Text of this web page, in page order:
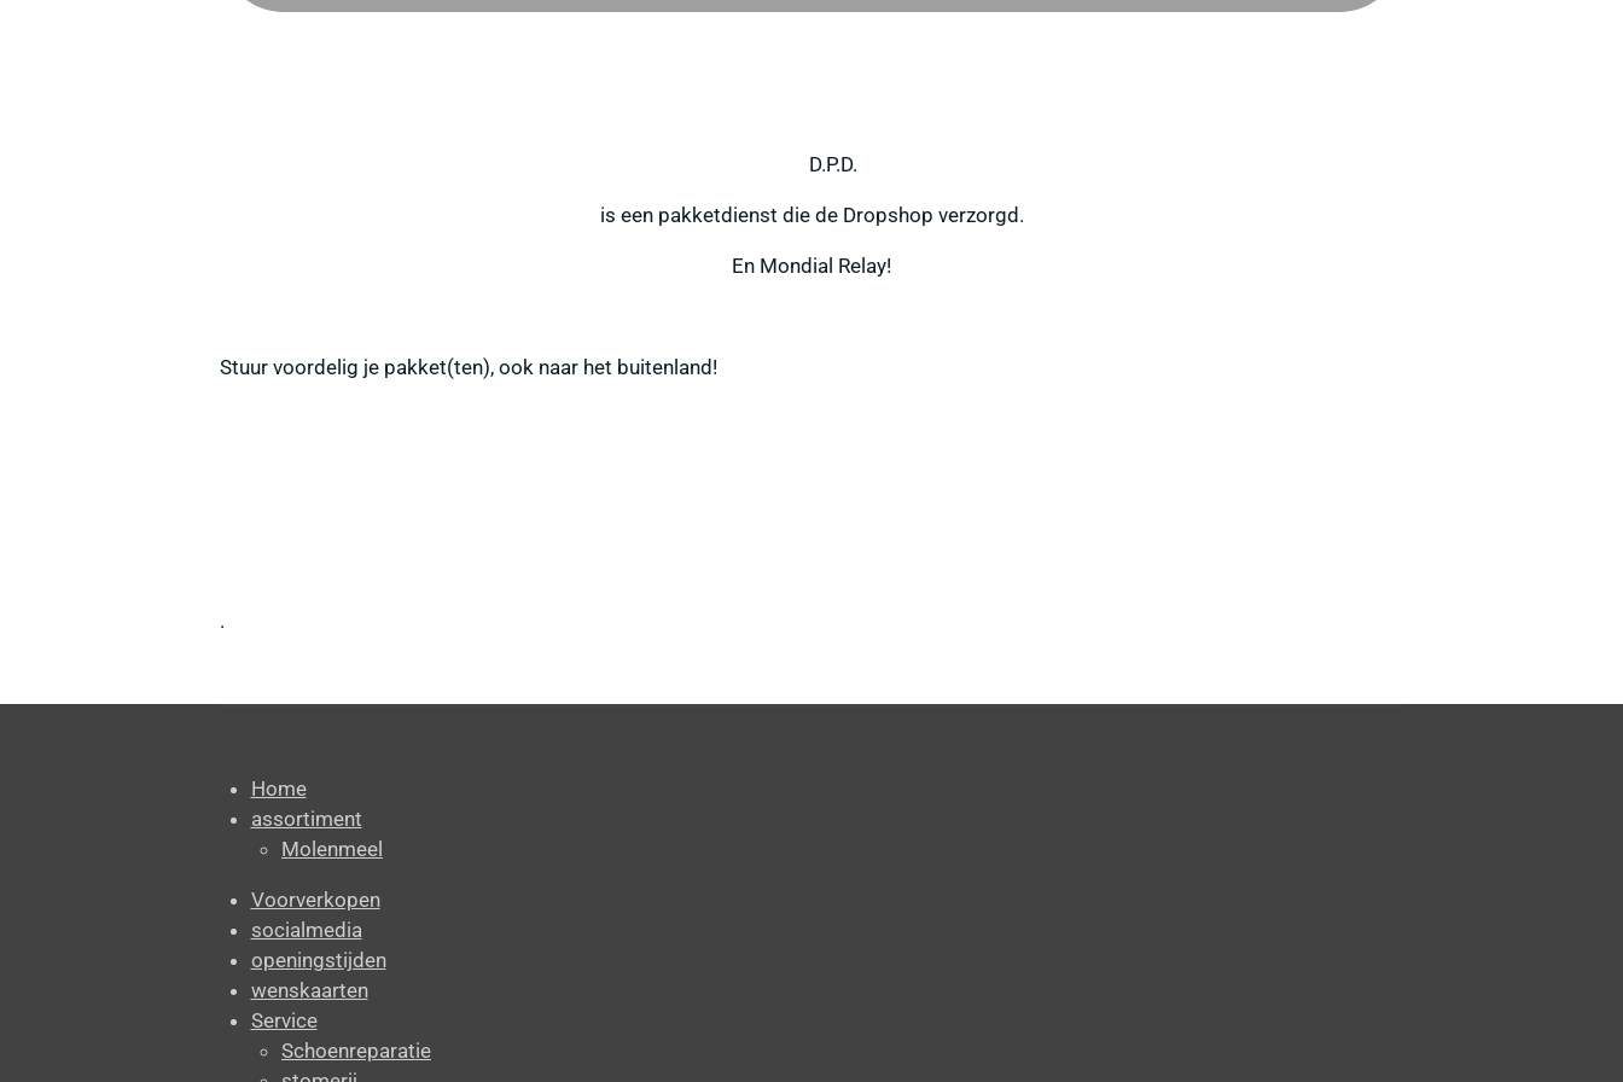
D.P.D.
is een pakketdienst die de Dropshop verzorgd.
En Mondial Relay!
Stuur voordelig je pakket(ten), ook naar het buitenland!
.
Home
assortiment
Molenmeel
Voorverkopen
socialmedia
openingstijden
wenskaarten
Service
Schoenreparatie